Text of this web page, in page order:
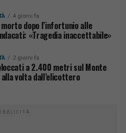
4 giorni fa
dopo l’infortunio alle
«Tragedia inaccettabile»
2 giorni fa
a 2.400 metri sul Monte
volta dall’elicottero